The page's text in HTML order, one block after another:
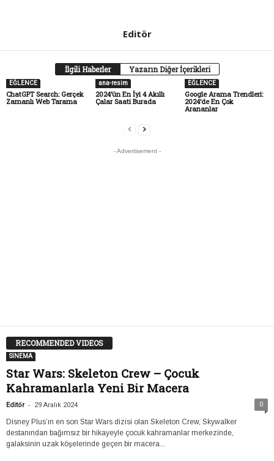
Editör
İlgili Haberler Yazarın Diğer İçerikleri
EĞLENCE
ChatGPT Search: Gerçek
Zamanlı Web Tarama
ana-resim
2024’ün En İyi 4 Akıllı
Çalar Saati Burada
EĞLENCE
Google Arama Trendleri:
2024’de En Çok
Arananlar
- Advertisement -
RECOMMENDED VIDEOS
SİNEMA
Star Wars: Skeleton Crew – Çocuk
Kahramanlarla Yeni Bir Macera
Editör - 29 Aralık 2024 0
Disney Plus’ın en son Star Wars dizisi olan Skeleton Crew, Skywalker
destanından bağımsız bir hikayeyle çocuk kahramanlar merkezinde,
galaksinin uzak köşelerinde geçen bir macera...